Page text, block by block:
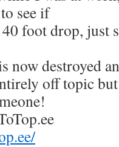
see if
foot drop, just
now destroyed
off topic